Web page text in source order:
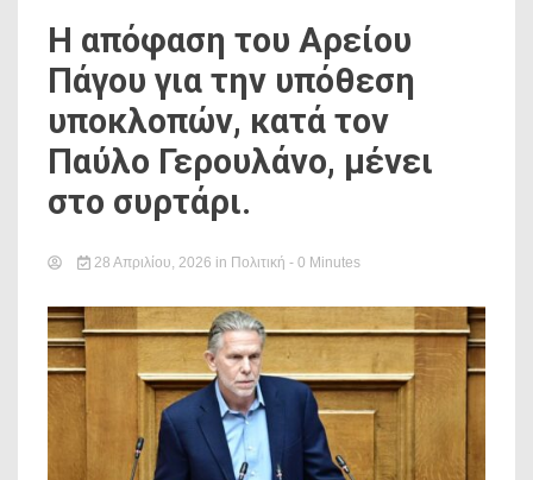
Η απόφαση του Αρείου
Πάγου για την υπόθεση
υποκλοπών, κατά τον
Παύλο Γερουλάνο, μένει
στο συρτάρι.
28 Απριλίου, 2026 in Πολιτική - 0 Minutes